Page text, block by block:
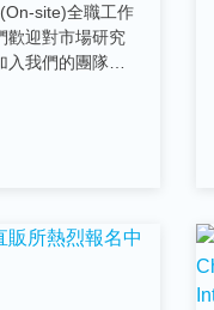
site)全職工作
歡迎對市場研究
我們的團隊！